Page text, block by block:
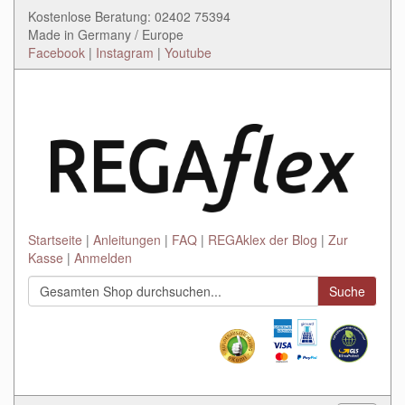
Kostenlose Beratung: 02402 75394
Made in Germany / Europe
Facebook | Instagram | Youtube
Startseite Anleitungen FAQ REGAklex der Blog
Zur
Kasse
Anmelden
Suche